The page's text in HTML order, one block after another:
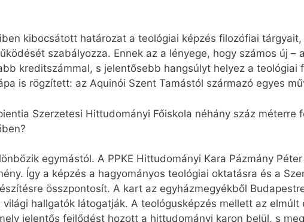
kibocsátott határozat a teológiai képzés filozófiai
szabályozza. Ennek az a lényege, hogy számos új –
kreditszámmal, s jelentősebb hangsúlyt helyez a teológiai
is rögzített: az Aquinói Szent Tamástól származó egyes
Szerzetesi Hittudományi Főiskola néhány száz méterre
egymástól. A PPKE Hittudományi Kara Pázmány
Így a képzés a hagyományos teológiai oktatásra és a
összpontosít. A kart az egyházmegyékből
hallgatók látogatják. A teológusképzés mellett az
jelentős fejlődést hozott a hittudományi karon belül, s